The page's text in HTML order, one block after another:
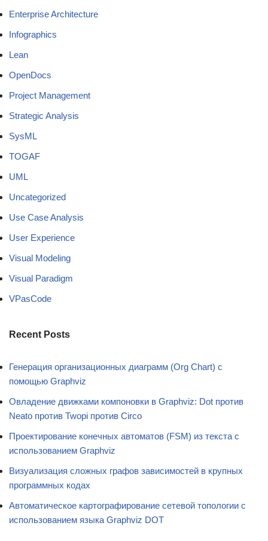
Enterprise Architecture
Infographics
Lean
OpenDocs
Project Management
Strategic Analysis
SysML
TOGAF
UML
Uncategorized
Use Case Analysis
User Experience
Visual Modeling
Visual Paradigm
VPasCode
Recent Posts
Генерация организационных диаграмм (Org Chart) с
помощью Graphviz
Овладение движками компоновки в Graphviz: Dot против
Neato против Twopi против Circo
Проектирование конечных автоматов (FSM) из текста с
использованием Graphviz
Визуализация сложных графов зависимостей в крупных
программных кодах
Автоматическое картографирование сетевой топологии с
использованием языка Graphviz DOT